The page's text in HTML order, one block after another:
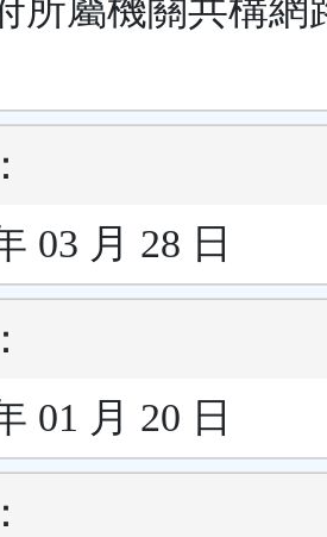
所屬機關共構網
03 月 28 日
01 月 20 日